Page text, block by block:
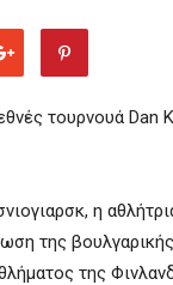
τουρνουά Dan
η
της
της